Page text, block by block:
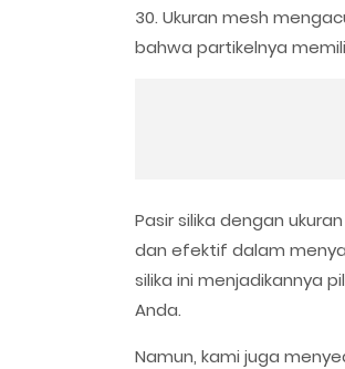
30. Ukuran mesh
bahwa partikelnya
Pasir silika dengan
dan efektif dalam
silika ini menjadikannya
Anda.
Namun, kami juga